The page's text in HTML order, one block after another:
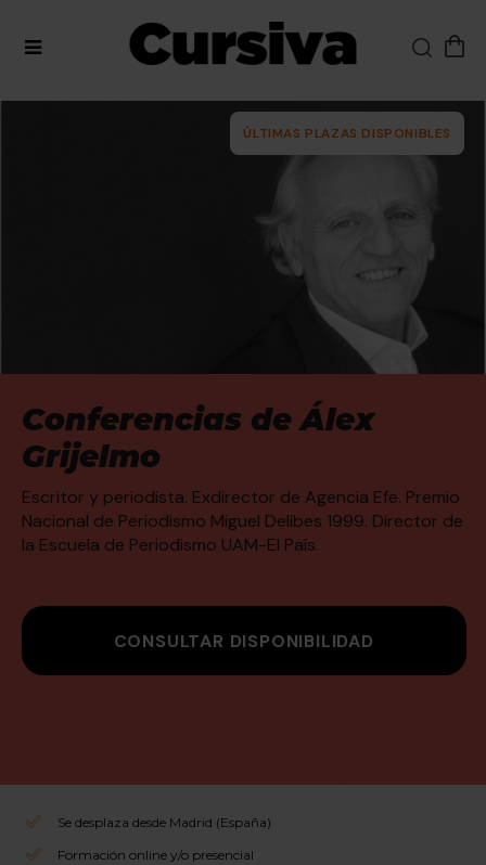
ÚLTIMAS PLAZAS DISPONIBLES
Conferencias de Álex
Grijelmo
Escritor y periodista. Exdirector de Agencia Efe. Premio
Nacional de Periodismo Miguel Delibes 1999. Director de
la Escuela de Periodismo UAM-El País.
CONSULTAR DISPONIBILIDAD
Se desplaza desde Madrid (España)
Formación online y/o presencial